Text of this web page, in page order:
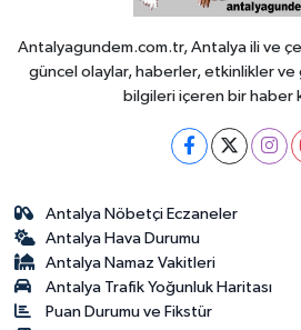
Antalyagundem.com.tr, Antalya ili ve
güncel olaylar, haberler, etkinlikler ve
bilgileri içeren bir haber
Antalya Nöbetçi Eczaneler
Antalya Hava Durumu
Antalya Namaz Vakitleri
Antalya Trafik Yoğunluk Haritası
Puan Durumu ve Fikstür